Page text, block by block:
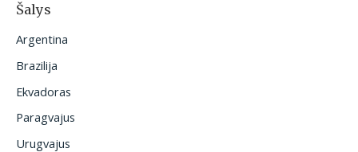
Šalys
Argentina
Brazilija
Ekvadoras
Paragvajus
Urugvajus